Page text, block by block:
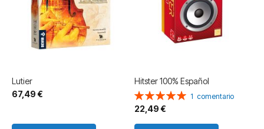
Lutier
67,49 €
Hitster 100% Español
Valoración:
100%
1 comentario
22,49 €